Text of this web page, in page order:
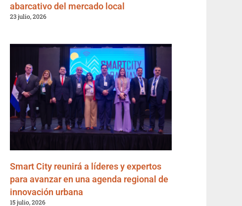
abarcativo del mercado local
23 julio, 2026
Smart City reunirá a líderes y expertos
para avanzar en una agenda regional de
innovación urbana
15 julio, 2026